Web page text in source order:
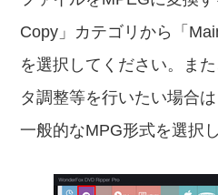
Copy」カテゴリから「
を選択してください。ま
タ調整等を行いたい場合
一般的なMPG形式を選択